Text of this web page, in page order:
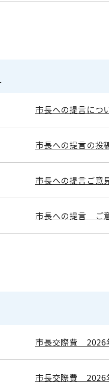
市長への提言につ
市長への提言の投
市長への提言ご意
市長への提言 ご
市長交際費 2026
市長交際費 2026